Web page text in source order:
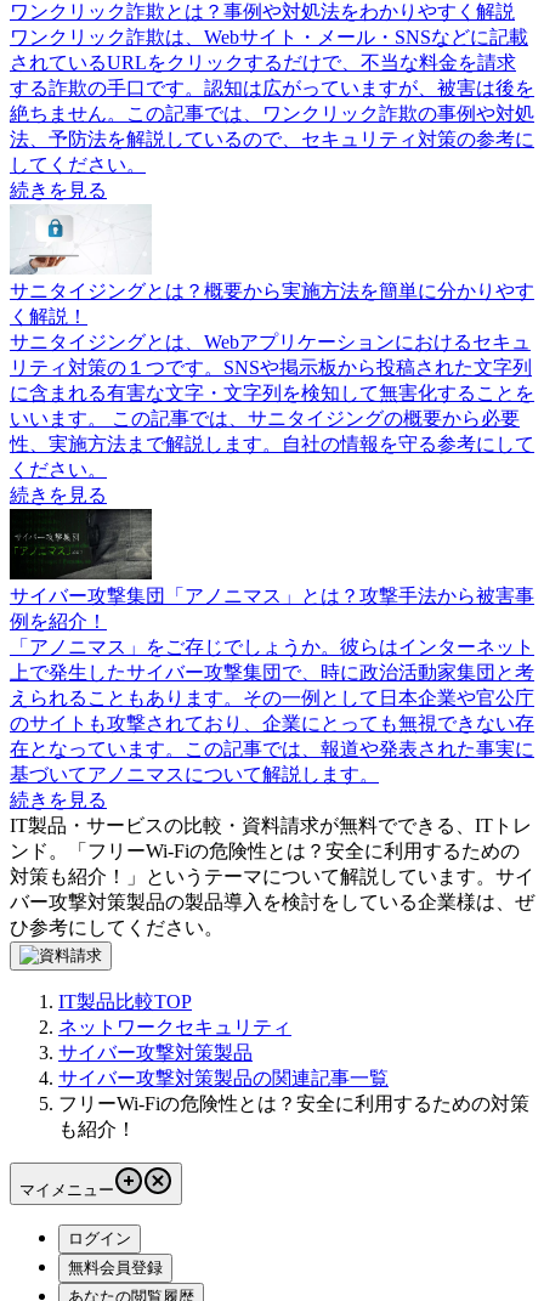
ワンクリック詐欺とは？事例や対処法をわかりやすく解説
ワンクリック詐欺は、Webサイト・メール・SNSなどに記載
されているURLをクリックするだけで、不当な料金を請求
する詐欺の手口です。認知は広がっていますが、被害は後を
絶ちません。この記事では、ワンクリック詐欺の事例や対処
法、予防法を解説しているので、セキュリティ対策の参考に
してください。
続きを見る
サニタイジングとは？概要から実施方法を簡単に分かりやす
く解説！
サニタイジングとは、Webアプリケーションにおけるセキュ
リティ対策の１つです。SNSや掲示板から投稿された文字列
に含まれる有害な文字・文字列を検知して無害化することを
いいます。 この記事では、サニタイジングの概要から必要
性、実施方法まで解説します。自社の情報を守る参考にして
ください。
続きを見る
サイバー攻撃集団「アノニマス」とは？攻撃手法から被害事
例を紹介！
「アノニマス」をご存じでしょうか。彼らはインターネット
上で発生したサイバー攻撃集団で、時に政治活動家集団と考
えられることもあります。その一例として日本企業や官公庁
のサイトも攻撃されており、企業にとっても無視できない存
在となっています。この記事では、報道や発表された事実に
基づいてアノニマスについて解説します。
続きを見る
IT製品・サービスの比較・資料請求が無料でできる、ITトレ
ンド。「 フリーWi-Fiの危険性とは？安全に利用するための
対策も紹介！
」というテーマについて解説しています。 サイ
バー攻撃対策製品の製品導入を検討をしている企業様は、ぜ
ひ参考にしてください。
IT製品比較TOP
ネットワークセキュリティ
サイバー攻撃対策製品
サイバー攻撃対策製品の関連記事一覧
フリーWi-Fiの危険性とは？安全に利用するための対策
も紹介！
マイメニュー
ログイン
無料会員登録
あなたの閲覧履歴